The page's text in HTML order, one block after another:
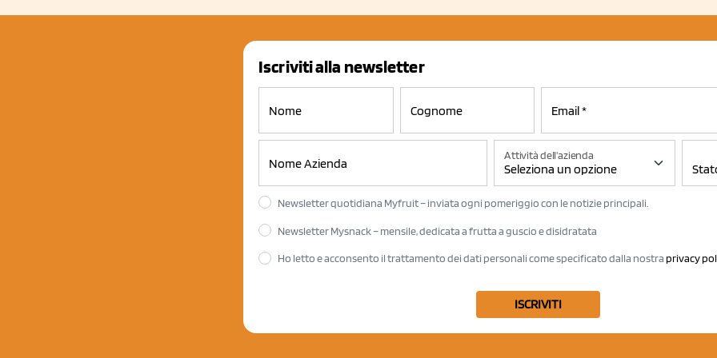
Iscriviti alla newsletter
Attività dell'azienda
Newsletter quotidiana Myfruit – inviata ogni pomeriggio con le notizie principali.
Newsletter Mysnack – mensile, dedicata a frutta a guscio e disidratata
Ho letto e acconsento il trattamento dei dati personali come specificato dalla nostra privacy
ISCRIVITI